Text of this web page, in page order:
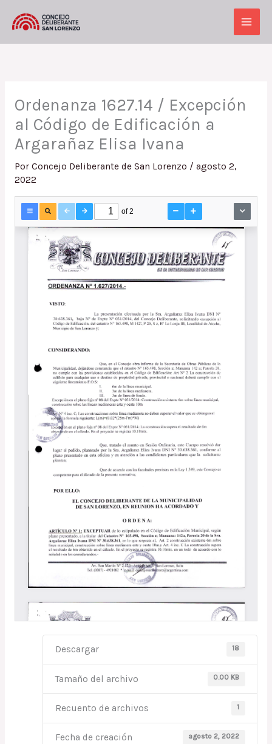
Main
Ordenanza 1627.14 / Excepción
al Código de Edificación a
Argarañaz Elisa Ivana
Por Concejo Deliberante de San Lorenzo / agosto 2,
2022
Descargar 18
Tamaño del archivo 0.00 KB
Recuento de archivos 1
Fecha de creación agosto 2, 2022